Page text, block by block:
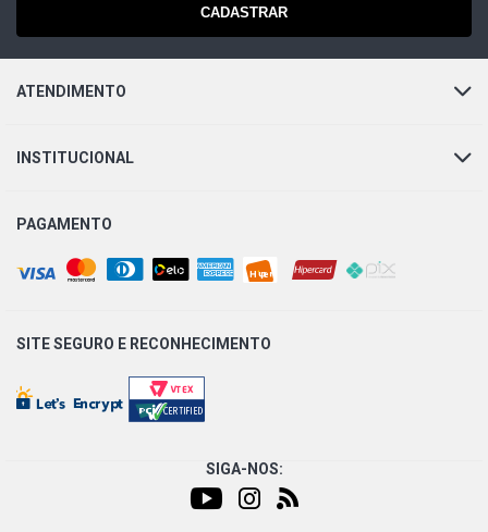
CADASTRAR
ATENDIMENTO
INSTITUCIONAL
PAGAMENTO
SITE SEGURO E RECONHECIMENTO
SIGA-NOS: